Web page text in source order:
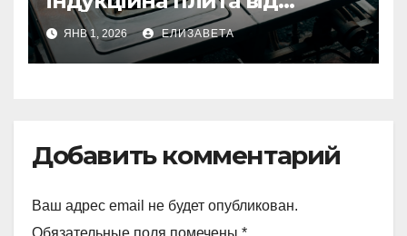
електричної: переваги та
недоліки
ЯНВ 1, 2026 ЕЛИЗАВЕТА
Добавить комментарий
Ваш адрес email не будет опубликован.
Обязательные поля помечены *